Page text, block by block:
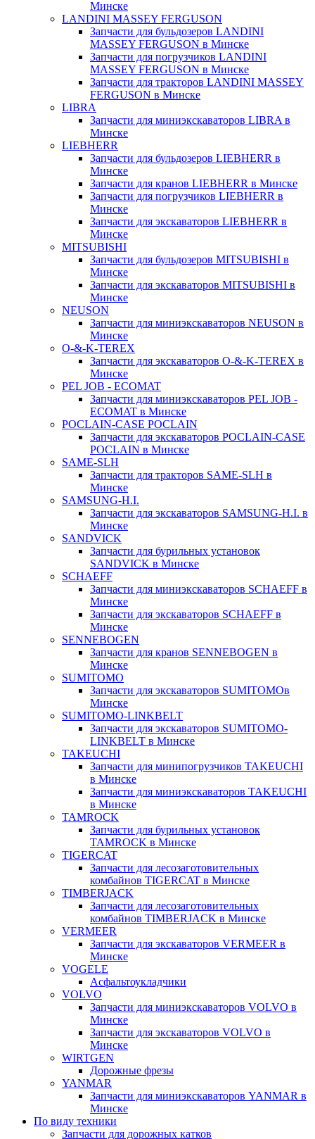
Минске
LANDINI MASSEY FERGUSON
Запчасти для бульдозеров LANDINI
MASSEY FERGUSON в Минске
Запчасти для погрузчиков LANDINI
MASSEY FERGUSON в Минске
Запчасти для тракторов LANDINI MASSEY
FERGUSON в Минске
LIBRA
Запчасти для миниэкскаваторов LIBRA в
Минске
LIEBHERR
Запчасти для бульдозеров LIEBHERR в
Минске
Запчасти для кранов LIEBHERR в Минске
Запчасти для погрузчиков LIEBHERR в
Минске
Запчасти для экскаваторов LIEBHERR в
Минске
MITSUBISHI
Запчасти для бульдозеров MITSUBISHI в
Минске
Запчасти для экскаваторов MITSUBISHI в
Минске
NEUSON
Запчасти для миниэкскаваторов NEUSON в
Минске
O-&-K-TEREX
Запчасти для экскаваторов O-&-K-TEREX в
Минске
PEL JOB - ECOMAT
Запчасти для миниэкскаваторов PEL JOB -
ECOMAT в Минске
POCLAIN-CASE POCLAIN
Запчасти для экскаваторов POCLAIN-CASE
POCLAIN в Минске
SAME-SLH
Запчасти для тракторов SAME-SLH в
Минске
SAMSUNG-H.I.
Запчасти для экскаваторов SAMSUNG-H.I. в
Минске
SANDVICK
Запчасти для бурильных установок
SANDVICK в Минске
SCHAEFF
Запчасти для миниэкскаваторов SCHAEFF в
Минске
Запчасти для экскаваторов SCHAEFF в
Минске
SENNEBOGEN
Запчасти для кранов SENNEBOGEN в
Минске
SUMITOMO
Запчасти для экскаваторов SUMITOMOв
Минске
SUMITOMO-LINKBELT
Запчасти для экскаваторов SUMITOMO-
LINKBELT в Минске
TAKEUCHI
Запчасти для минипогрузчиков TAKEUCHI
в Минске
Запчасти для миниэкскаваторов TAKEUCHI
в Минске
TAMROCK
Запчасти для бурильных установок
TAMROCK в Минске
TIGERCAT
Запчасти для лесозаготовительных
комбайнов TIGERCAT в Минске
TIMBERJACK
Запчасти для лесозаготовительных
комбайнов TIMBERJACK в Минске
VERMEER
Запчасти для экскаваторов VERMEER в
Минске
VOGELE
Асфальтоукладчики
VOLVO
Запчасти для миниэкскаваторов VOLVO в
Минске
Запчасти для экскаваторов VOLVO в
Минске
WIRTGEN
Дорожные фрезы
YANMAR
Запчасти для миниэкскаваторов YANMAR в
Минске
По виду техники
Запчасти для дорожных катков